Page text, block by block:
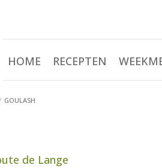
HOME RECEPTEN
GOULASH
de Lange